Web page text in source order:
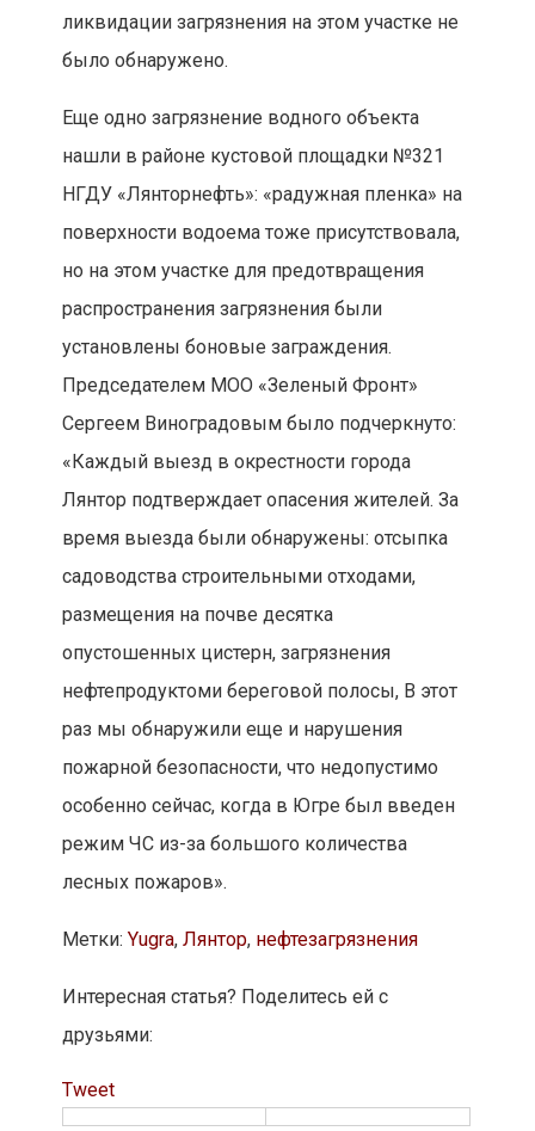
ликвидации загрязнения на этом участке не
было обнаружено.
Еще одно загрязнение водного объекта
нашли в районе кустовой площадки №321
НГДУ «Лянторнефть»: «радужная пленка» на
поверхности водоема тоже присутствовала,
но на этом участке для предотвращения
распространения загрязнения были
установлены боновые заграждения.
Председателем МОО «Зеленый Фронт»
Сергеем Виноградовым было подчеркнуто:
«Каждый выезд в окрестности города
Лянтор подтверждает опасения жителей. За
время выезда были обнаружены: отсыпка
садоводства строительными отходами,
размещения на почве десятка
опустошенных цистерн, загрязнения
нефтепродуктоми береговой полосы, В этот
раз мы обнаружили еще и нарушения
пожарной безопасности, что недопустимо
особенно сейчас, когда в Югре был введен
режим ЧС из-за большого количества
лесных пожаров».
Метки: Yugra, Лянтор, нефтезагрязнения
Интересная статья? Поделитесь ей с
друзьями:
Tweet